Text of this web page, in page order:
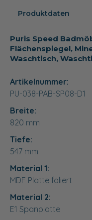
Produktdaten
Puris Speed
Flächenspiegel,
Waschtisch,
Artikelnummer:
PU-038-PAB-SP08-D1
Breite:
820 mm
Tiefe:
547 mm
Material 1:
MDF Platte foliert
Material 2:
E1 Spanplatte